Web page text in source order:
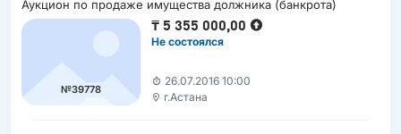
Аукцион по продаже имущества должника (банкрота)
№39778
₸ 5 355 000,00
Не состоялся
26.07.2016 10:00
г.Астана